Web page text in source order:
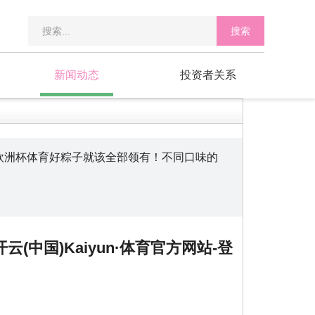
搜索
新闻动态 投资者关系
杯体育好粽子就该全部领有！不同口味的
(中国)Kaiyun·体育官方网站-登